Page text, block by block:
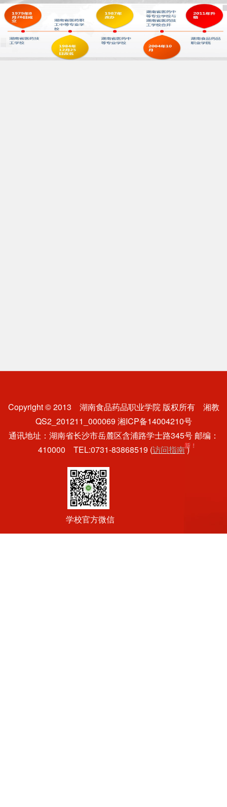
Copyright © 2013 湖南食品药品职业学院版权所有 湘教
QS2_201211_000069 湘ICP备14004210号
通讯地址：湖南省长沙市岳麓区含浦路学士路345号 邮编：
410000 TEL:0731-83868519 (访问指南新！
)
学校官方微信